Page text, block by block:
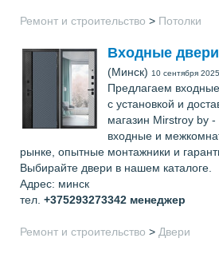
Ремонт и строительство > Потолки
Входные
(Минск) 10 сентября 2025
Предлагаем
с установкой и
магазин Mirstroy by -
входные и
рынке, опытные монтажники и
Выбирайте двери в нашем каталоге.
Адрес: минск
тел. +375293273342 менеджер
Ремонт и строительство > Двери